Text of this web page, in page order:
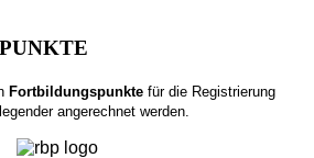
Fortbildungspunktefür die Registrierung
angerechnet werden.